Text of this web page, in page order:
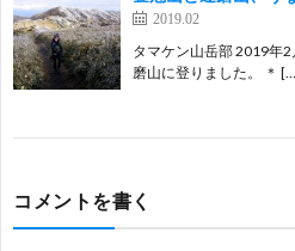
2019.02
タマケン山岳部 2019年
磨山に登りました。 ＊
コメントを書く